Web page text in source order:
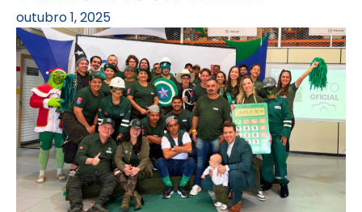
outubro 1, 2025